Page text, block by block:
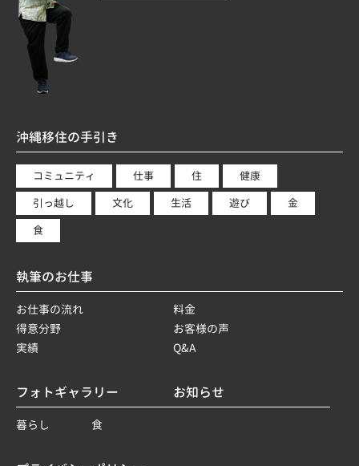
沖縄移住の手引き
コミュニティ 仕事 住
健康
引っ越し
文化 生活 遊び
金
食
執筆のお仕事
お仕事の流れ
料金
得意分野
お客様の声
実績
Q&A
フォトギャラリー
暮らし 食
お知らせ